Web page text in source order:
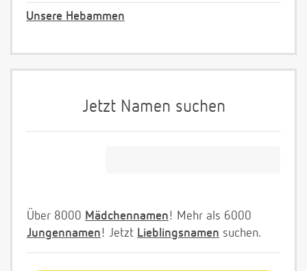
Unsere Hebammen
Jetzt Namen suchen
Über 8000 Mädchennamen! Mehr als 6000
Jungennamen! Jetzt Lieblingsnamen suchen.